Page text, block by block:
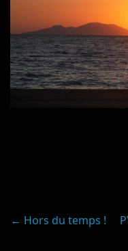
Post
← Hors du temps !